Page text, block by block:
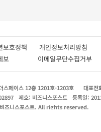
보호정책 개인정보처리방침
제보 이메일무단수집거부
스페이스 12층 1201호-1203호 대표전
제호: 비즈니스포스트 등록일:
즈니스포스트. All rights reserved.